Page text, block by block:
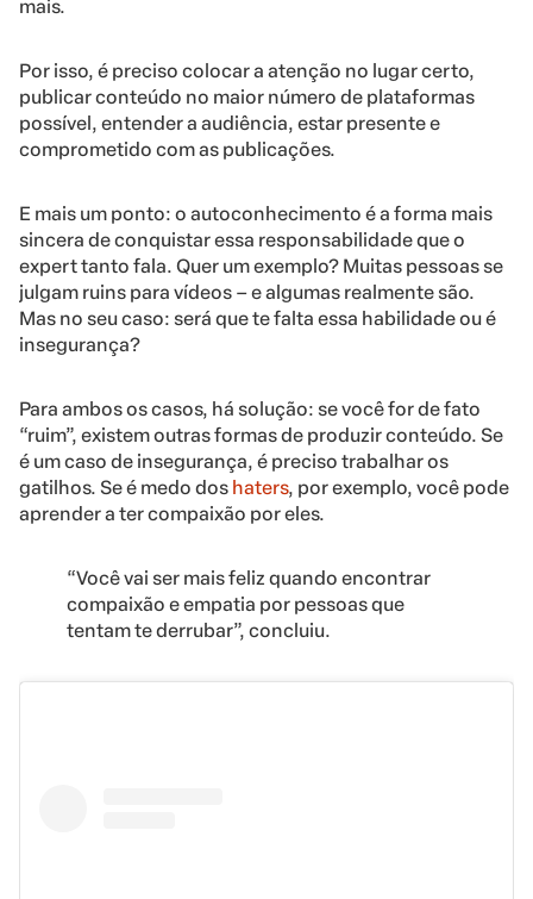
mais.
Por isso, é preciso colocar a atenção no lugar certo,
publicar conteúdo no maior número de plataformas
possível, entender a audiência, estar presente e
comprometido com as publicações.
E mais um ponto: o autoconhecimento é a forma mais
sincera de conquistar essa responsabilidade que o
expert tanto fala. Quer um exemplo? Muitas pessoas se
julgam ruins para vídeos – e algumas realmente são.
Mas no seu caso: será que te falta essa habilidade ou é
insegurança?
Para ambos os casos, há solução: se você for de fato
“ruim”, existem outras formas de produzir conteúdo. Se
é um caso de insegurança, é preciso trabalhar os
gatilhos. Se é medo dos haters, por exemplo, você pode
aprender a ter compaixão por eles.
“Você vai ser mais feliz quando encontrar
compaixão e empatia por pessoas que
tentam te derrubar”, concluiu.